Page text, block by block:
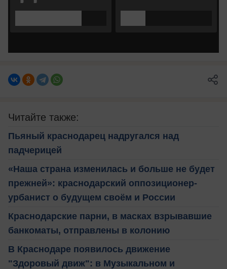
Читайте также:
Пьяный краснодарец надругался над
падчерицей
«Наша страна изменилась и больше не будет
прежней»: краснодарский оппозиционер-
урбанист о будущем своём и России
Краснодарские парни, в масках взрывавшие
банкоматы, отправлены в колонию
В Краснодаре появилось движение
"Здоровый движ": в Музыкальном и